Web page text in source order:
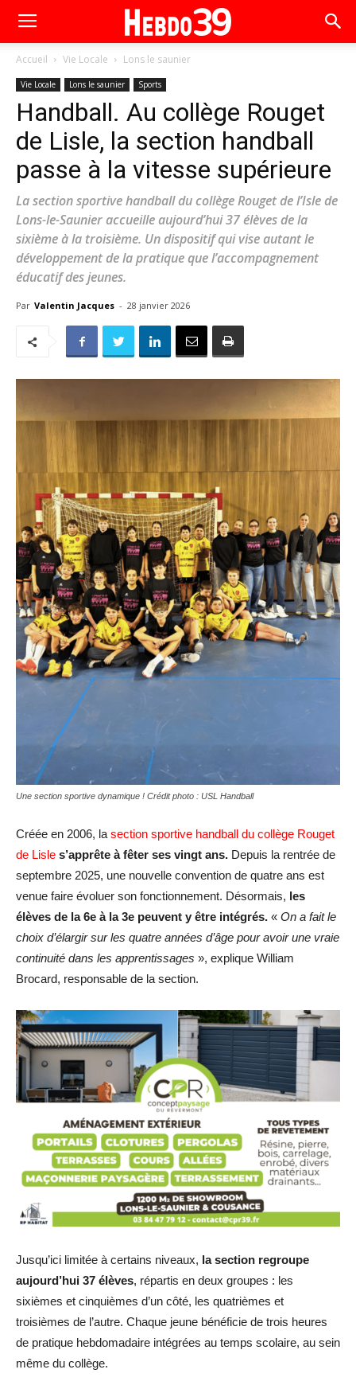
Accueil Vie Locale Lons le saunier
Vie Locale Lons le saunier Sports
Handball. Au collège Rouget
de Lisle, la section handball
passe à la vitesse supérieure
La section sportive handball du collège Rouget de l’Isle de
Lons-le-Saunier accueille aujourd’hui 37 élèves de la
sixième à la troisième. Un dispositif qui vise autant le
développement de la pratique que l’accompagnement
éducatif des jeunes.
Par Valentin Jacques - 28 janvier 2026
Une section sportive dynamique ! Crédit photo : USL Handball
Créée en 2006, la section sportive handball du collège Rouget
de Lisle s’apprête à fêter ses vingt ans. Depuis la rentrée de
septembre 2025, une nouvelle convention de quatre ans est
venue faire évoluer son fonctionnement. Désormais, les
élèves de la 6e à la 3e peuvent y être intégrés. « On a fait le
choix d’élargir sur les quatre années d’âge pour avoir une vraie
continuité dans les apprentissages », explique William
Brocard, responsable de la section.
Jusqu’ici limitée à certains niveaux, la section regroupe
aujourd’hui 37 élèves, répartis en deux groupes : les
sixièmes et cinquièmes d’un côté, les quatrièmes et
troisièmes de l’autre. Chaque jeune bénéficie de trois heures
de pratique hebdomadaire intégrées au temps scolaire, au sein
même du collège.